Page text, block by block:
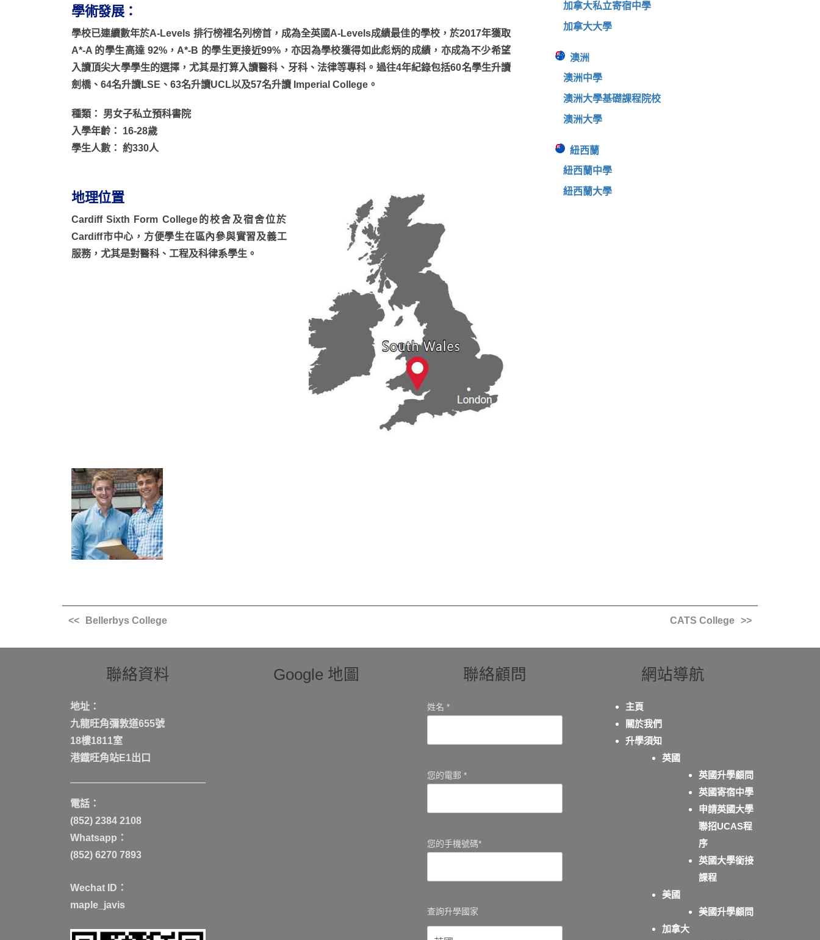
學術發展：
學校已連續數年於A-Levels 排行榜裡名列榜首，成為全英國A-Levels成績最佳的學校，於2017年獲取
A*-A 的學生高達 92%，A*-B 的學生更接近99%，亦因為學校獲得如此彪炳的成績，亦成為不少希望
入讀頂尖大學學生的選擇，尤其是打算入讀醫科、牙科、法律等專科。過往4年紀錄包括60名學生升讀
劍橋、64名升讀LSE、63名升讀UCL以及57名升讀 Imperial College。
種類： 男女子私立預科書院
入學年齡： 16-28歲
學生人數： 約330人
地理位置
Cardiff Sixth Form College的校舍及宿舍位於
Cardiff市中心，方便學生在區內參與實習及義工
服務，尤其是對醫科、工程及科律系學生。
加拿大私立寄宿中學
加拿大大學
澳洲
澳洲中學
澳洲大學基礎課程院校
澳洲大學
紐西蘭
紐西蘭中學
紐西蘭大學
Bellerbys College CATS College
聯絡資料
地址：
九龍旺角彌敦道655號
18樓1811室
港鐡旺角站E1出口
電話：
(852) 2384 2108
Whatsapp：
(852) 6270 7893
Wechat ID：
maple_javis
Google 地圖 聯絡顧問
姓名 *
您的電郵 *
您的手機號碼*
查詢升學國家
網站導航
主頁
關於我們
升學須知
英國
英國升學顧問
英國寄宿中學
申請英國大學
聯招UCAS程
序
英國大學銜接
課程
美國
美國升學顧問
加拿大